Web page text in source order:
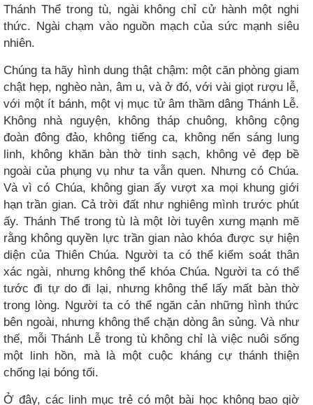
Thánh Thể trong tù, ngài không chỉ cử hành một nghi
thức. Ngài chạm vào nguồn mạch của sức mạnh siêu
nhiên.
Chúng ta hãy hình dung thật chậm: một căn phòng giam
chật hẹp, nghèo nàn, âm u, và ở đó, với vài giọt rượu lễ,
với một ít bánh, một vị mục tử âm thầm dâng Thánh Lễ.
Không nhà nguyện, không tháp chuông, không cộng
đoàn đông đảo, không tiếng ca, không nến sáng lung
linh, không khăn bàn thờ tinh sạch, không vẻ đẹp bề
ngoài của phụng vụ như ta vẫn quen. Nhưng có Chúa.
Và vì có Chúa, không gian ấy vượt xa mọi khung giới
hạn trần gian. Cả trời đất như nghiêng mình trước phút
ấy. Thánh Thể trong tù là một lời tuyên xưng mạnh mẽ
rằng không quyền lực trần gian nào khóa được sự hiện
diện của Thiên Chúa. Người ta có thể kiểm soát thân
xác ngài, nhưng không thể khóa Chúa. Người ta có thể
tước đi tự do đi lại, nhưng không thể lấy mất bàn thờ
trong lòng. Người ta có thể ngăn cản những hình thức
bên ngoài, nhưng không thể chặn dòng ân sủng. Và như
thế, mỗi Thánh Lễ trong tù không chỉ là việc nuôi sống
một linh hồn, mà là một cuộc kháng cự thánh thiện
chống lại bóng tối.
Ở đây, các linh mục trẻ có một bài học không bao giờ